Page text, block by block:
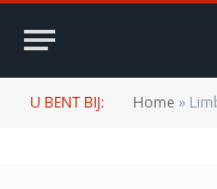
U BENT BIJ: Home »